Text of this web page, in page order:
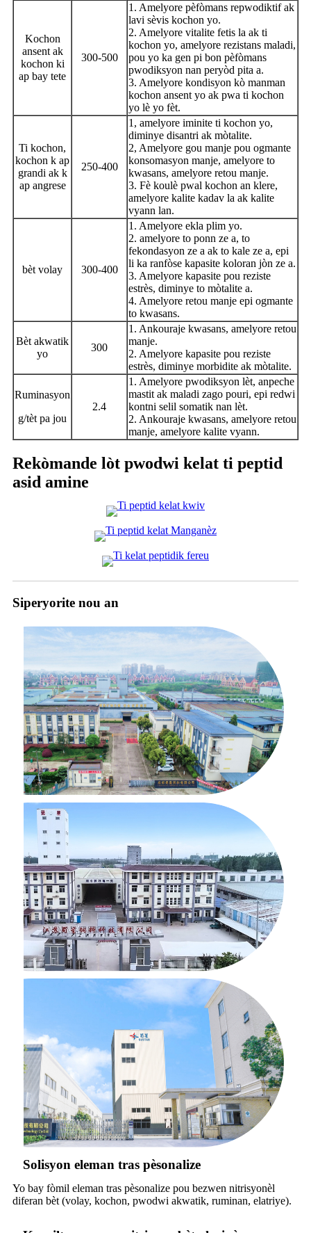
Kochon
ansent ak
kochon ki
ap bay tete
300-500
1. Amelyore pèfòmans repwodiktif ak
lavi sèvis kochon yo.
2. Amelyore vitalite fetis la ak ti
kochon yo, amelyore rezistans maladi,
pou yo ka gen pi bon pèfòmans
pwodiksyon nan peryòd pita a.
3. Amelyore kondisyon kò manman
kochon ansent yo ak pwa ti kochon
yo lè yo fèt.
Ti kochon,
kochon k ap
grandi ak k
ap angrese
250-400
1, amelyore iminite ti kochon yo,
diminye disantri ak mòtalite.
2, Amelyore gou manje pou ogmante
konsomasyon manje, amelyore to
kwasans, amelyore retou manje.
3. Fè koulè pwal kochon an klere,
amelyore kalite kadav la ak kalite
vyann lan.
bèt volay 300-400
1. Amelyore ekla plim yo.
2. amelyore to ponn ze a, to
fekondasyon ze a ak to kale ze a, epi
li ka ranfòse kapasite koloran jòn ze a.
3. Amelyore kapasite pou reziste
estrès, diminye to mòtalite a.
4. Amelyore retou manje epi ogmante
to kwasans.
Bèt akwatik
yo
300
1. Ankouraje kwasans, amelyore retou
manje.
2. Amelyore kapasite pou reziste
estrès, diminye morbidite ak mòtalite.
Ruminasyon
g/tèt pa jou
2.4
1. Amelyore pwodiksyon lèt, anpeche
mastit ak maladi zago pouri, epi redwi
kontni selil somatik nan lèt.
2. Ankouraje kwasans, amelyore retou
manje, amelyore kalite vyann.
Rekòmande lòt pwodwi kelat ti peptid
asid amine
Siperyorite nou an
Solisyon eleman tras pèsonalize
Yo bay fòmil eleman tras pèsonalize pou bezwen nitrisyonèl
diferan bèt (volay, kochon, pwodwi akwatik, ruminan, elatriye).